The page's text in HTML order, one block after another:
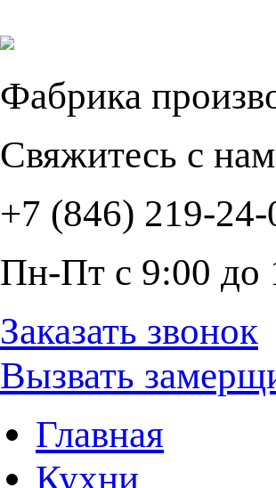
Фабрика
Свяжитесь с
+7 (846) 219-24-
Пн-Пт с 9:00 до
Заказать звонок
Вызвать
Главная
Кухни